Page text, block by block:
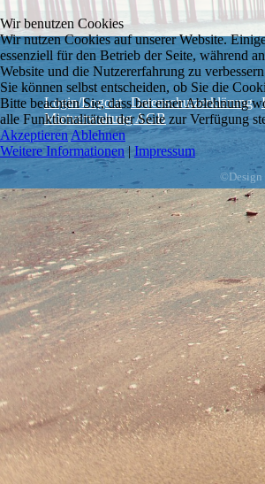
Schufa Auskunft
Login/Logout Datenschutzerklärung
Mietverwaltung AGB
©Design
Wir benutzen Cookies
Wir nutzen Cookies auf unserer Website.
essenziell für den Betrieb der Seite, während
Website und die Nutzererfahrung zu
Sie können selbst entscheiden, ob Sie die
Bitte beachten Sie, dass bei einer Ablehnung
alle Funktionalitäten der Seite zur Verfügung
Akzeptieren Ablehnen
Weitere Informationen| Impressum